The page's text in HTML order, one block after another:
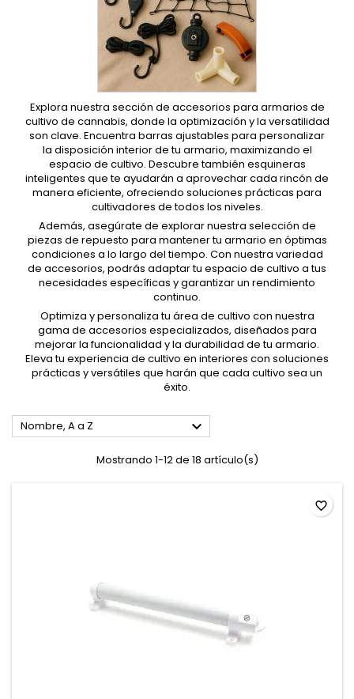
Explora nuestra sección de accesorios para armarios de
cultivo de cannabis, donde la optimización y la versatilidad
son clave. Encuentra barras ajustables para personalizar
la disposición interior de tu armario, maximizando el
espacio de cultivo. Descubre también esquineras
inteligentes que te ayudarán a aprovechar cada rincón de
manera eficiente, ofreciendo soluciones prácticas para
cultivadores de todos los niveles.
Además, asegúrate de explorar nuestra selección de
piezas de repuesto para mantener tu armario en óptimas
condiciones a lo largo del tiempo. Con nuestra variedad
de accesorios, podrás adaptar tu espacio de cultivo a tus
necesidades específicas y garantizar un rendimiento
continuo.
Optimiza y personaliza tu área de cultivo con nuestra
gama de accesorios especializados, diseñados para
mejorar la funcionalidad y la durabilidad de tu armario.
Eleva tu experiencia de cultivo en interiores con soluciones
prácticas y versátiles que harán que cada cultivo sea un
éxito.
Nombre, A a Z 
Mostrando 1-12 de 18 artículo(s)
favorite_border